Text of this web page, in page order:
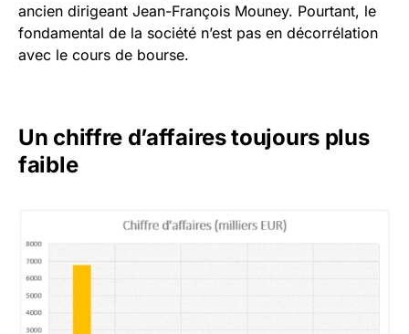
ancien dirigeant Jean-François Mouney. Pourtant, le
fondamental de la société n’est pas en décorrélation
avec le cours de bourse.
Un chiffre d’affaires toujours plus
faible